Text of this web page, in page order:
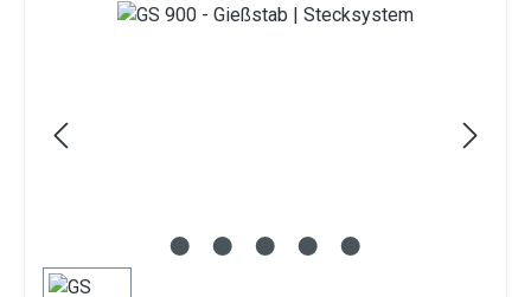
Bildergalerie überspringen